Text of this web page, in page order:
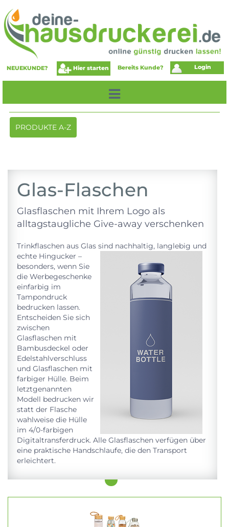
NEUEKUNDE? Hier starten Bereits Kunde? Login
Toggle
navigation
PRODUKTE A-Z
Glas-Flaschen
Glasflaschen mit Ihrem Logo als
alltagstaugliche Give-away verschenken
Trinkflaschen aus Glas sind nachhaltig, langlebig und
echte Hingucker –
besonders, wenn Sie
die Werbegeschenke
einfarbig im
Tampondruck
bedrucken lassen.
Entscheiden Sie sich
zwischen
Glasflaschen mit
Bambusdeckel oder
Edelstahlverschluss
und Glasflaschen mit
farbiger Hülle. Beim
letztgenannten
Modell bedrucken wir
statt der Flasche
wahlweise die Hülle
im 4/0-farbigen
Digitaltransferdruck. Alle Glasflaschen verfügen über
eine praktische Handschlaufe, die den Transport
erleichtert.